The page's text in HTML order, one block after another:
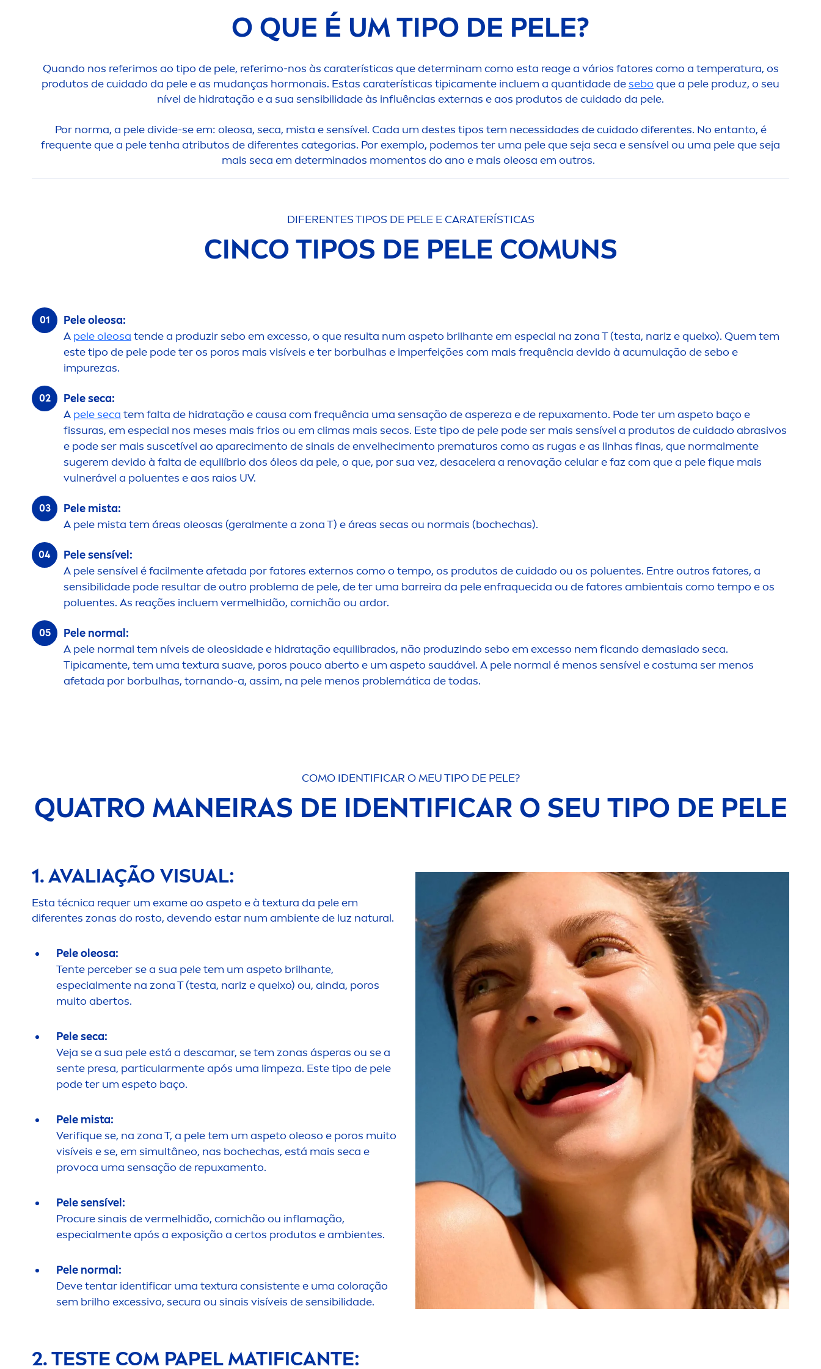
O QUE É UM TIPO DE PELE?
Quando nos referimos ao tipo de pele, referimo-nos às caraterísticas que determinam como esta reage a vários fatores como a temperatura, os
produtos de cuidado da pele e as mudanças hormonais. Estas caraterísticas tipicamente incluem a quantidade desebo que a pele produz, o seu
nível de hidratação e a sua sensibilidade às influências externas e aos produtos de cuidado da pele.
Por norma, a pele divide-se em: oleosa, seca, mista e sensível. Cada um destes tipos tem necessidades de cuidado diferentes. No entanto, é
frequente que a pele tenha atributos de diferentes categorias. Por exemplo, podemos ter uma pele que seja seca e sensível ou uma pele que seja
mais seca em determinados momentos do ano e mais oleosa em outros.
DIFERENTES TIPOS DE PELE E CARATERÍSTICAS
CINCO TIPOS DE PELE COMUNS
Pele oleosa:
A pele oleosa tende a produzir sebo em excesso, o que resulta num aspeto brilhante em especial na zona T (testa, nariz e queixo). Quem tem
este tipo de pele pode ter os poros mais visíveis e ter borbulhas e imperfeições com mais frequência devido à acumulação de sebo e
impurezas.
Pele seca:
A pele seca tem falta de hidratação e causa com frequência uma sensação de aspereza e de repuxamento. Pode ter um aspeto baço e
fissuras, em especial nos meses mais frios ou em climas mais secos. Este tipo de pele pode ser mais sensível a produtos de cuidado abrasivos
e pode ser mais suscetível ao aparecimento de sinais de envelhecimento prematuros como as rugas e as linhas finas, que normalmente
sugerem devido à falta de equilíbrio dos óleos da pele, o que, por sua vez, desacelera a renovação celular e faz com que a pele fique mais
vulnerável a poluentes e aos raios UV.
Pele mista:
A pele mista tem áreas oleosas (geralmente a zona T) e áreas secas ou normais (bochechas).
Pele sensível:
A pele sensível é facilmente afetada por fatores externos como o tempo, os produtos de cuidado ou os poluentes. Entre outros fatores, a
sensibilidade pode resultar de outro problema de pele, de ter uma barreira da pele enfraquecida ou de fatores ambientais como tempo e os
poluentes. As reações incluem vermelhidão, comichão ou ardor.
Pele normal:
A pele normal tem níveis de oleosidade e hidratação equilibrados, não produzindo sebo em excesso nem ficando demasiado seca.
Tipicamente, tem uma textura suave, poros pouco aberto e um aspeto saudável. A pele normal é menos sensível e costuma ser menos
afetada por borbulhas, tornando-a, assim, na pele menos problemática de todas.
COMO IDENTIFICAR O MEU TIPO DE PELE?
QUATRO MANEIRAS DE IDENTIFICAR O SEU TIPO DE PELE
1. AVALIAÇÃO VISUAL:
Esta técnica requer um exame ao aspeto e à textura da pele em
diferentes zonas do rosto, devendo estar num ambiente de luz natural.
Pele oleosa:
Tente perceber se a sua pele tem um aspeto brilhante,
especialmente na zona T (testa, nariz e queixo) ou, ainda, poros
muito abertos.
Pele seca:
Veja se a sua pele está a descamar, se tem zonas ásperas ou se a
sente presa, particularmente após uma limpeza. Este tipo de pele
pode ter um espeto baço.
Pele mista:
Verifique se, na zona T, a pele tem um aspeto oleoso e poros muito
visíveis e se, em simultâneo, nas bochechas, está mais seca e
provoca uma sensação de repuxamento.
Pele sensível:
Procure sinais de vermelhidão, comichão ou inflamação,
especialmente após a exposição a certos produtos e ambientes.
Pele normal:
Deve tentar identificar uma textura consistente e uma coloração
sem brilho excessivo, secura ou sinais visíveis de sensibilidade.
2. TESTE COM PAPEL MATIFICANTE: